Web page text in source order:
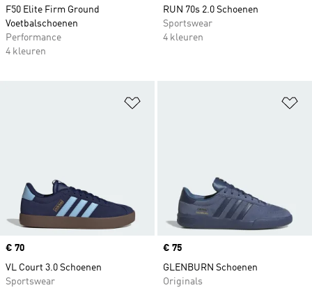
F50 Elite Firm Ground
Voetbalschoenen
Performance
4 kleuren
RUN 70s 2.0 Schoenen
Sportswear
4 kleuren
Price
€ 70
VL Court 3.0 Schoenen
Sportswear
Price
€ 75
GLENBURN Schoenen
Originals